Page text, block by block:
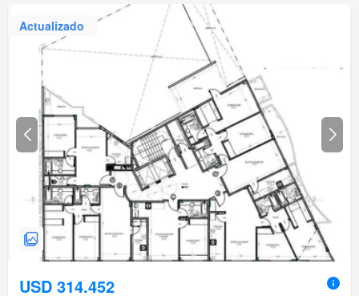
Actualizado
USD 314.452